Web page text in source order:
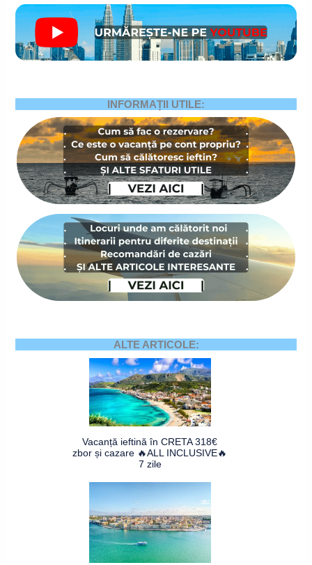
INFORMAȚII UTILE:
ALTE ARTICOLE:
Vacanță ieftină în CRETA 318€
zbor și cazare 🔥ALL INCLUSIVE🔥
7 zile